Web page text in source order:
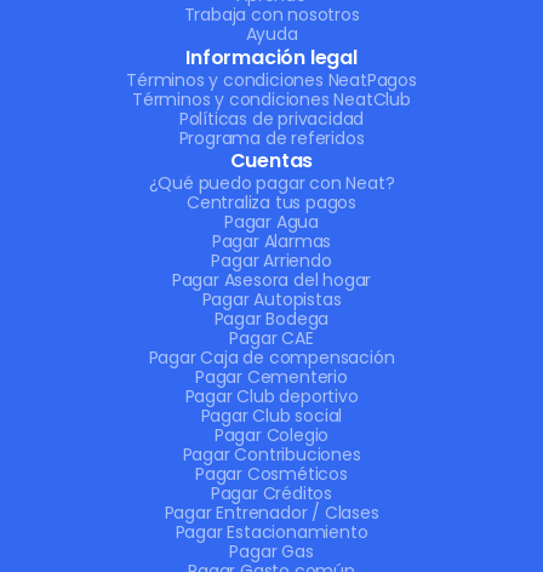
Trabaja con nosotros
Ayuda
Información legal
Términos y condiciones NeatPagos
Términos y condiciones NeatClub
Políticas de privacidad
Programa de referidos
Cuentas
¿Qué puedo pagar con Neat?
Centraliza tus pagos
Pagar Agua
Pagar Alarmas
Pagar Arriendo
Pagar Asesora del hogar
Pagar Autopistas
Pagar Bodega
Pagar CAE
Pagar Caja de compensación
Pagar Cementerio
Pagar Club deportivo
Pagar Club social
Pagar Colegio
Pagar Contribuciones
Pagar Cosméticos
Pagar Créditos
Pagar Entrenador / Clases
Pagar Estacionamiento
Pagar Gas